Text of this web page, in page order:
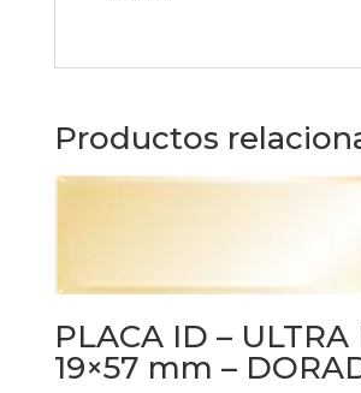
Productos
PLACA ID – ULTRA
19×57 mm –